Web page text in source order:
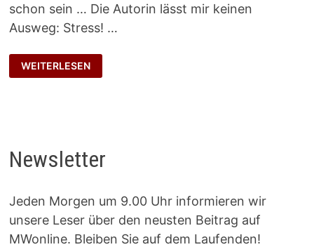
schon sein … Die Autorin lässt mir keinen
Ausweg: Stress! …
„ALWAYS
LOOK
AT
WEITERLESEN
Newsletter
Jeden Morgen um 9.00 Uhr informieren wir
unsere Leser über den neusten Beitrag auf
MWonline. Bleiben Sie auf dem Laufenden!